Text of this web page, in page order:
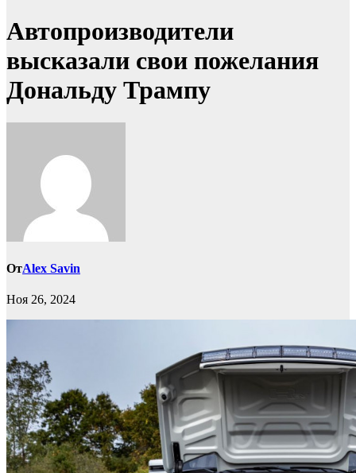
Автопроизводители
высказали свои пожелания
Дональду Трампу
ОтAlex Savin
Ноя 26, 2024